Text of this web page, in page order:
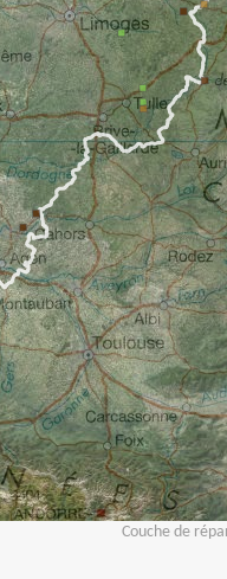
Couche de